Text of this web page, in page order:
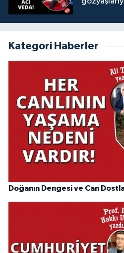
Kategori Haberler
Doğanın Dengesi ve Can